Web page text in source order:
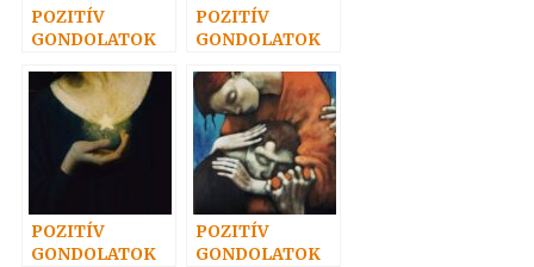
POZITÍV
GONDOLATOK
POZITÍV
GONDOLATOK
POZITÍV
GONDOLATOK
POZITÍV
GONDOLATOK